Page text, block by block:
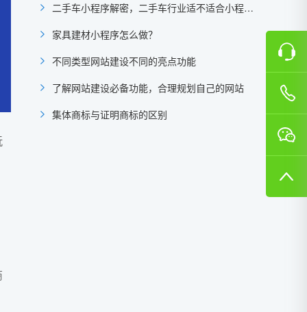
二手车小程序解密，二手车行业适不适合小程序？
家具建材小程序怎么做？
不同类型网站建设不同的亮点功能
了解网站建设必备功能，合理规划自己的网站
集体商标与证明商标的区别